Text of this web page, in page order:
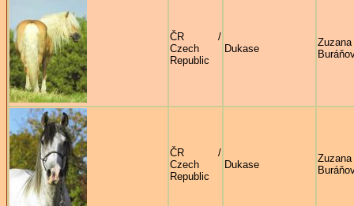
ČR /
Czech
Republic
Dukase
Zuzana
ČR /
Czech
Republic
Dukase
Zuzana